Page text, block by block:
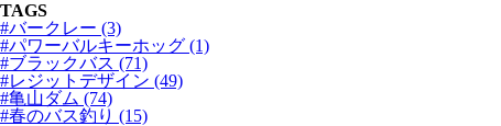
TAGS
#バークレー (3)
#パワーバルキーホッグ (1)
#ブラックバス (71)
#レジットデザイン (49)
#亀山ダム (74)
#春のバス釣り (15)